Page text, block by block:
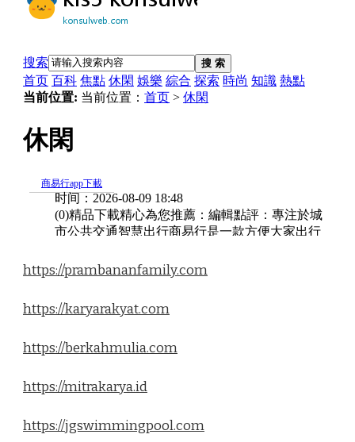
https://prambananfamily.com
https://karyarakyat.com
https://berkahmulia.com
https://mitrakarya.id
https://jgswimmingpool.com